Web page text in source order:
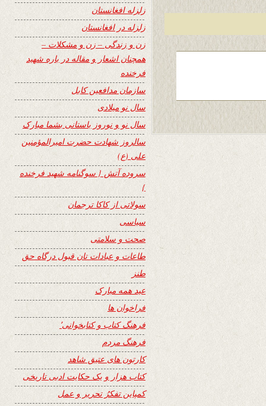
زلزله افغانستان
زلزله در افغانستان
زن و زندگی – زن و مشکلات –
همچنان اشعار و مقاله در باره شهید
فرخنده
سازمان مدافعین کابل
سال نو میلادی
سال نو و نوروز باستانی بشما مبارک
سالروز شهادت حضرت امیرالمؤمنین
علی (ع)
سروده آتش { سوگنامه شهید فرخنده
}
سولاتی از کاکا ترجمان
سیاسی
صحت و سلامتی
طاعات و عبادات تان قبول درگاه حق
طنز
عید همه مبارک
فراخوان ها
فرهنگ کتاب و کتابخوانی٬
فرهنگ مردم
کارتون های عتیق شاهد
کتاب هزار و یک حکایت ادبی تاریخی
کمپاین تفکرُ تحریر و عمل